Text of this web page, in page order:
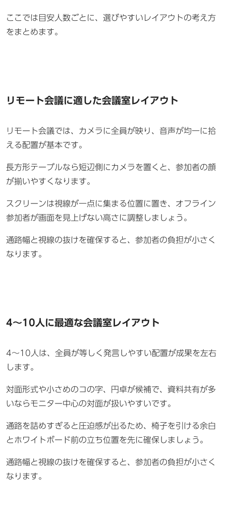
ここでは目安人数ごとに、選びやすいレイアウトの考え方
をまとめます。
リモート会議に適した会議室レイアウト
リモート会議では、カメラに全員が映り、音声が均一に拾
える配置が基本です。
長方形テーブルなら短辺側にカメラを置くと、参加者の顔
が揃いやすくなります。
スクリーンは視線が一点に集まる位置に置き、オフライン
参加者が画面を見上げない高さに調整しましょう。
通路幅と視線の抜けを確保すると、参加者の負担が小さく
なります。
4〜10人に最適な会議室レイアウト
4〜10人は、全員が等しく発言しやすい配置が成果を左右
します。
対面形式や小さめのコの字、円卓が候補で、資料共有が多
いならモニター中心の対面が扱いやすいです。
通路を詰めすぎると圧迫感が出るため、椅子を引ける余白
とホワイトボード前の立ち位置を先に確保しましょう。
通路幅と視線の抜けを確保すると、参加者の負担が小さく
なります。